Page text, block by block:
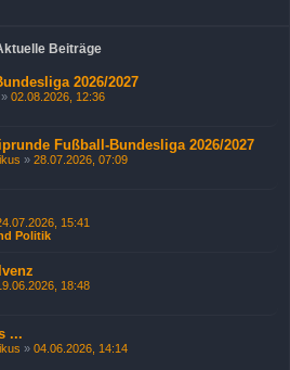
Beiträge
2026/2027
» 02.08.2026, 12:36
Fußball-Bundesliga 2026/2027
» 28.07.2026, 07:09
15:41
Politik
18:48
...
» 04.06.2026, 14:14